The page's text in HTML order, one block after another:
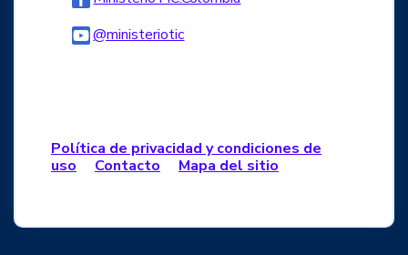
@ministerioticLogo Youtube
Política de privacidad y condiciones de
uso
Contacto Mapa del sitio